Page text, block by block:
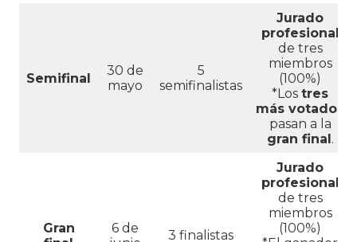
Semifinal
30 de
mayo
5
semifinalistas
Jurado
profesional
de tres
miembros
(100%)
*Los tres
más votados
pasan a la
gran final.
Gran
6 de
3 finalistas
Jurado
profesional
de tres
miembros
(100%)